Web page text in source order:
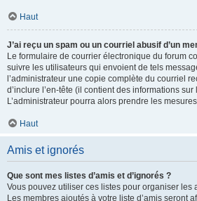
Haut
J’ai reçu un spam ou un courriel abusif d’un
Le formulaire de courrier électronique du forum
suivre les utilisateurs qui envoient de tels
l’administrateur une copie complète du courriel
d’inclure l’en-tête (il contient des informations
L’administrateur pourra alors prendre les
Haut
Amis et ignorés
Que sont mes listes d’amis et d’ignorés ?
Vous pouvez utiliser ces listes pour organiser les
Les membres ajoutés à votre liste d’amis seront